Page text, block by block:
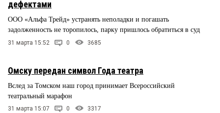
дефектами
ООО «Альфа Трейд» устранять неполадки и погашать
задолженность не торопилось, парку пришлось обратиться в суд
31 марта 15:52 0 3685
Омску передан символ Года театра
Вслед за Томском наш город принимает Всероссийский
театральный марафон
31 марта 15:07 0 3317